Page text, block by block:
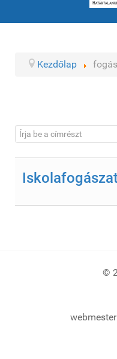
Kezdőlap
Írja be a címrészt
©